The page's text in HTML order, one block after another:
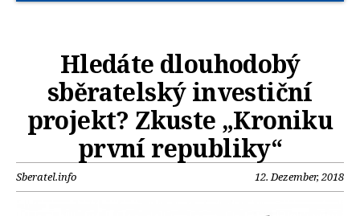
Hledáte dlouhodobý
sběratelský investiční
projekt? Zkuste „Kroniku
první republiky“
Sberatel.info 12. Dezember, 2018